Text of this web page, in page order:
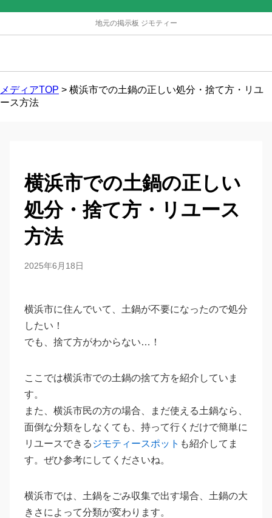
地元の掲示板 ジモティー
メディアTOP > 横浜市での土鍋の正しい処分・捨て方・リユ
ース方法
横浜市での土鍋の正しい
処分・捨て方・リユース
方法
2025年6月18日
横浜市に住んでいて、土鍋が不要になったので処分
したい！
でも、捨て方がわからない…！
ここでは横浜市での土鍋の捨て方を紹介していま
す。
また、横浜市民の方の場合、まだ使える土鍋なら、
面倒な分類をしなくても、持って行くだけで簡単に
リユースできる ジモティースポット も紹介してま
す。ぜひ参考にしてくださいね。
横浜市では、土鍋をごみ収集で出す場合、土鍋の大
きさによって分類が変わります。